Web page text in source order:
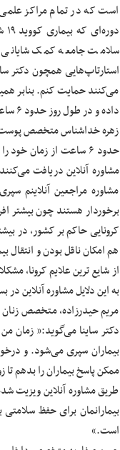
است که در تمام مراکز
سلامت جامعه کمک
استارتاپ‌هایی همچون دکتر
می‌کنند حمایت کنم. بنابر
داده و در طول روز حدود ۶ ساعت از زمانم را به ویزیت و مشاوره کاربران اختصاص می‌دهم.»
زهره خداشناس متخصص پوست و
حدود ۶ ساعت از زمان
مشاوره مراجعین آنلاینم
برخوردار هستند چون بیشتر
کرونایی حاکم بر کشور، در
هم امکان ناقل بودن و
از شایع ترین علایم کرونا،
به این دلایل مشاوره آنلاین
مریم حیدرزاده، متخصص زنان
دکتر ساینا می‌گوید:« زمان
بیماران سپری می‌شود. و
طریق مشاوره آنلاین ویزیت
بیمارانمان برای حفظ
است.»